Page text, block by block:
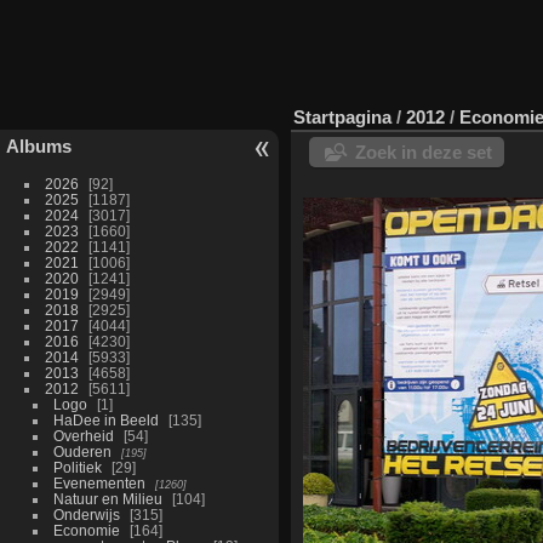
Albums
2026
92
2025
1187
2024
3017
2023
1660
2022
1141
2021
1006
2020
1241
2019
2949
2018
2925
2017
4044
2016
4230
2014
5933
2013
4658
2012
5611
Logo
1
HaDee in Beeld
135
Overheid
54
Ouderen
195
Politiek
29
Evenementen
1260
Natuur en Milieu
104
Onderwijs
315
Economie
164
Startpagina/ 2012 / Economie
Zoek in deze set